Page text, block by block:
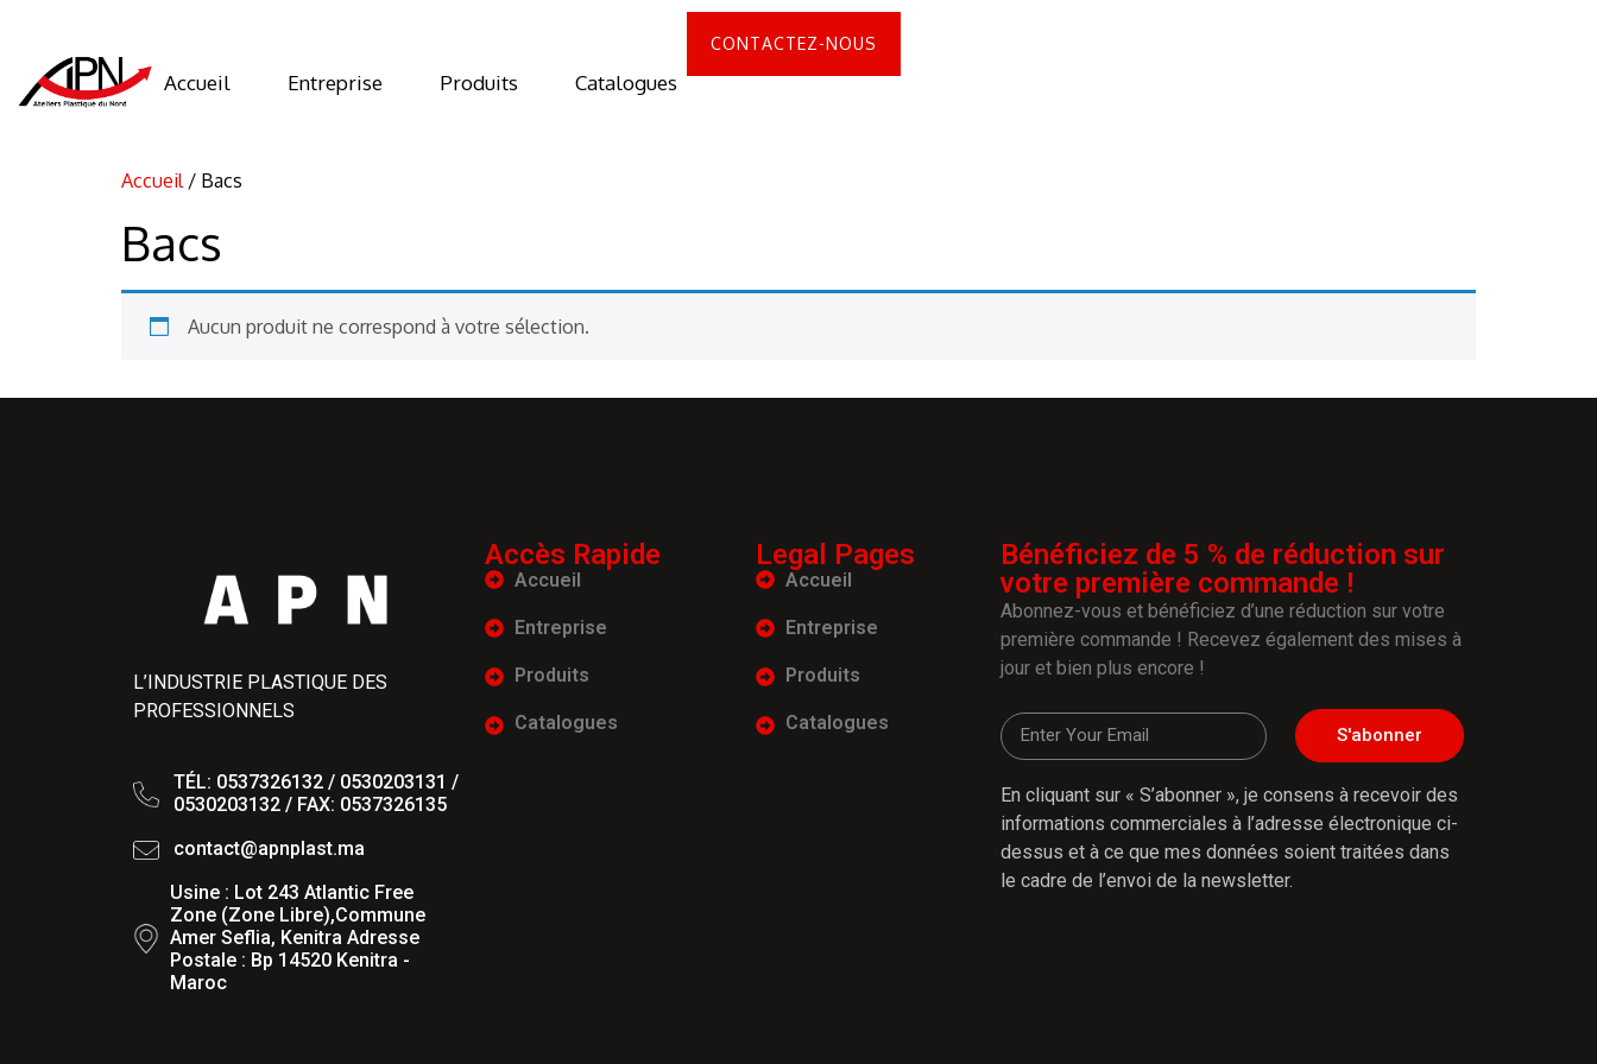
Accueil Entreprise Produits Catalogues
CONTACTEZ-NOUS
Accueil/ Bacs
Bacs
Aucun produit ne correspond à votre sélection.
L’INDUSTRIE PLASTIQUE DES
PROFESSIONNELS
TÉL: 0537326132 / 0530203131 /
0530203132 / FAX: 0537326135
contact@apnplast.ma
Usine : Lot 243 Atlantic Free
Zone (Zone Libre),Commune
Amer Seflia, Kenitra Adresse
Postale : Bp 14520 Kenitra -
Maroc
Accès Rapide
Accueil
Entreprise
Produits
Catalogues
Legal Pages
Accueil
Entreprise
Produits
Catalogues
Bénéficiez de 5 % de réduction sur
votre première commande !
Abonnez-vous et bénéficiez d’une réduction sur votre
première commande ! Recevez également des mises à
jour et bien plus encore !
S'abonner
En cliquant sur « S’abonner », je consens à recevoir des
informations commerciales à l’adresse électronique ci-
dessus et à ce que mes données soient traitées dans
le cadre de l’envoi de la newsletter.